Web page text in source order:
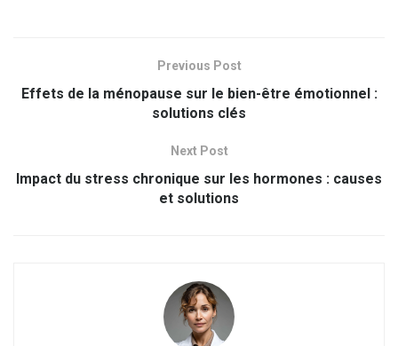
Previous Post
Effets de la ménopause sur le bien-être émotionnel :
solutions clés
Next Post
Impact du stress chronique sur les hormones : causes
et solutions